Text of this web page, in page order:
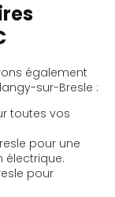
également
sur-Bresle :
toutes vos
pour une
électrique.
pour